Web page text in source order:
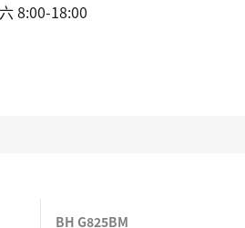
8:00-18:00
BH G825BM